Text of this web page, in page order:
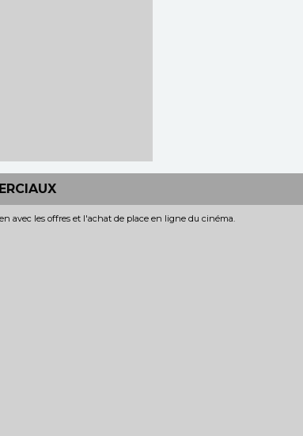
avec les offres et l'achat de place en ligne du cinéma.